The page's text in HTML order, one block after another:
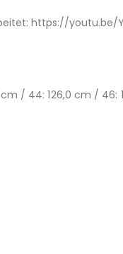
https://youtu.be/
/ 44: 126,0 cm / 46: